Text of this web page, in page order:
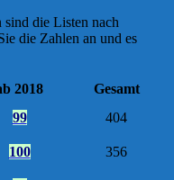
die Listen nach
die Zahlen an und es
2018
Gesamt
99
404
100
356